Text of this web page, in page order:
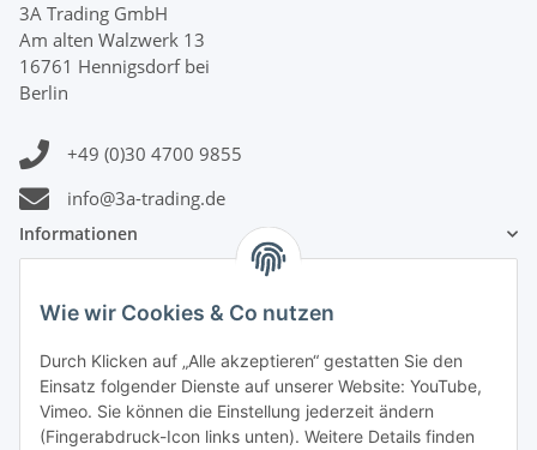
Wie wir Cookies & Co nutzen
Durch Klicken auf „Alle akzeptieren“ gestatten Sie den
Einsatz folgender Dienste auf unserer Website: YouTube,
Vimeo. Sie können die Einstellung jederzeit ändern
(Fingerabdruck-Icon links unten). Weitere Details finden
3A Trading GmbH
Am alten Walzwerk 13
16761 Hennigsdorf bei
Berlin
+49 (0)30 4700 9855
info@3a-trading.de
Informationen
Gesetzliche Informationen
Zahlungsinformationen